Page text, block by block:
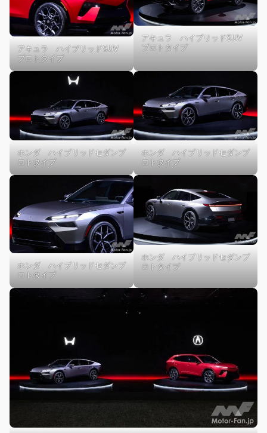
アキュラ ハイブリッドSUV
プロトタイプ
アキュラ ハイブリッドSUV
プロトタイプ
ホンダ ハイブリッドセダンプ
ロトタイプ
ホンダ ハイブリッドセダンプ
ロトタイプ
ホンダ ハイブリッドセダンプ
ロトタイプ
ホンダ ハイブリッドセダンプ
ロトタイプ